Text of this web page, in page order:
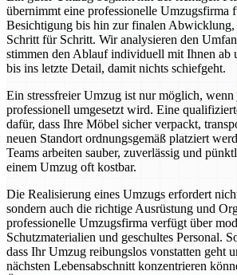
übernimmt eine professionelle Umzugsfirma
Besichtigung bis hin zur finalen
Schritt für Schritt. Wir analysieren den
stimmen den Ablauf individuell mit Ihnen ab
bis ins letzte Detail, damit nichts schiefgeht.
Ein stressfreier Umzug ist nur möglich, wenn
professionell umgesetzt wird. Eine
dafür, dass Ihre Möbel sicher verpackt,
neuen Standort ordnungsgemäß platziert
Teams arbeiten sauber, zuverlässig und
einem Umzug oft kostbar.
Die Realisierung eines Umzugs erfordert
sondern auch die richtige Ausrüstung und
professionelle Umzugsfirma verfügt über
Schutzmaterialien und geschultes Personal.
dass Ihr Umzug reibungslos vonstatten geht
nächsten Lebensabschnitt konzentrieren